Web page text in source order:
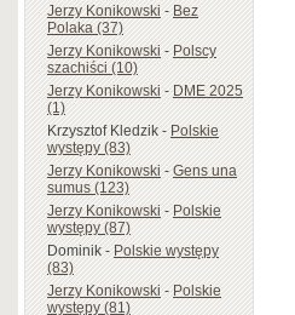
Jerzy Konikowski-Bez
Polaka (37)
Jerzy Konikowski-Polscy
szachiści (10)
Jerzy Konikowski-DME 2025
(1)
Krzysztof Kledzik-Polskie
występy (83)
Jerzy Konikowski-Gens una
sumus (123)
Jerzy Konikowski-Polskie
występy (87)
Dominik-Polskie występy
(83)
Jerzy Konikowski-Polskie
występy (81)